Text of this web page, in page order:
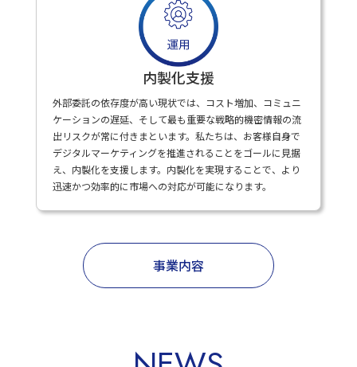
内製化支援
外部委託の依存度が高い現状では、コスト増加、コミュニ
ケーションの遅延、そして最も重要な戦略的機密情報の流
出リスクが常に付きまといます。私たちは、お客様自身で
デジタルマーケティングを推進されることをゴールに見据
え、内製化を支援します。内製化を実現することで、より
迅速かつ効率的に市場への対応が可能になります。
事業内容